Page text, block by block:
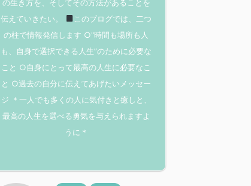
の生き方を、そしてその方法があることを
伝えていきたい。
このブログでは、二つ
の柱で情報発信します ○"時間も場所も人
も、自身で選択できる人生”のために必要な
こと ○自身にとって最高の人生に必要なこ
と ○過去の自分に伝えてあげたいメッセー
ジ ＊一人でも多くの人に気付きと癒しと、
最高の人生を選べる勇気を与えられますよ
うに＊